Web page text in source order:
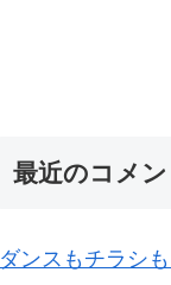
最近のコメン
ダンスもチラシ